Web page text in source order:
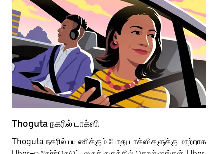
Thoguta நகரில் டாக்ஸி
Thoguta நகரில் பயணிக்கும் போது டாக்ஸிகளுக்கு மாற்றாக